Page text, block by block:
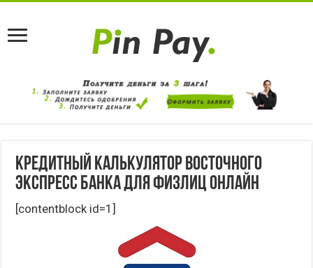
Кредитный калькулятор Восточного
Экспресс банка для физлиц онлайн
[contentblock id=1]